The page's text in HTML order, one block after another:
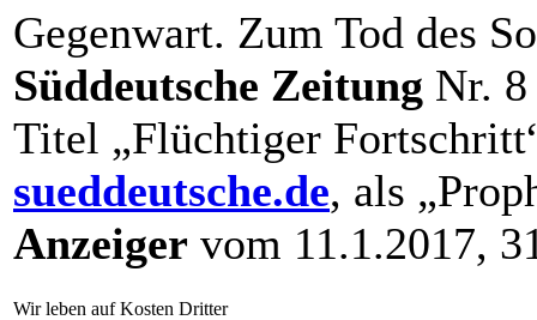
Gegenwart. Zum Tod des
Süddeutsche Zeitung Nr.
Titel „Flüchtiger
sueddeutsche.de, als
Anzeiger vom 11.1.2017,
Wir leben auf Kosten Dritter